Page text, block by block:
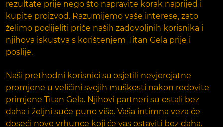
rezultate prije nego što napravite korak naprijed i
kupite proizvod. Razumijemo vaše interese, zato
želimo podijeliti priče naših zadovoljnih korisnika i
njihova iskustva s korištenjem Titan Gela prije i
poslije.
Naši prethodni korisnici su osjetili nevjerojatne
promjene u veličini svojih muškosti nakon redovite
primjene Titan Gela. Njihovi partneri su ostali bez
daha i željni suće puno više. Vaša intimna veza će
doseći nove vrhunce koji će vas ostaviti bez daha.